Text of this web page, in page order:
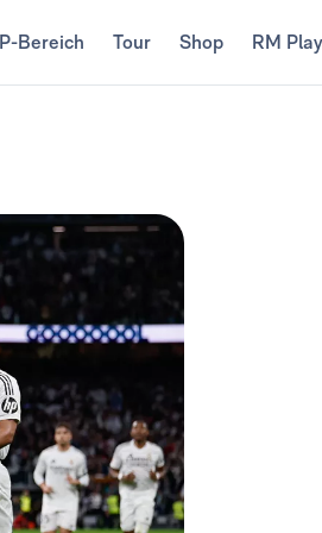
Bereich Tour Shop RM Play